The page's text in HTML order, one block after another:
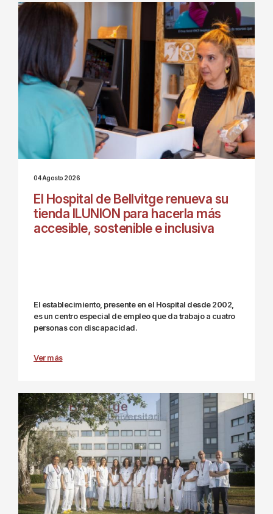
04 Agosto 2026
El Hospital de Bellvitge renueva su
tienda ILUNION para hacerla más
accesible, sostenible e inclusiva
El establecimiento, presente en el Hospital desde 2002,
es un centro especial de empleo que da trabajo a cuatro
personas con discapacidad.
Ver más